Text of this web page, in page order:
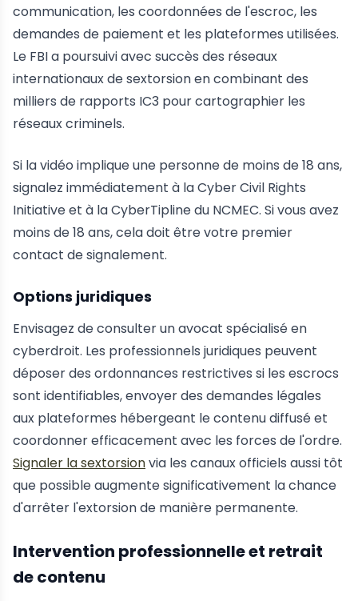
communication, les coordonnées de l'escroc, les
demandes de paiement et les plateformes utilisées.
Le FBI a poursuivi avec succès des réseaux
internationaux de sextorsion en combinant des
milliers de rapports IC3 pour cartographier les
réseaux criminels.
Si la vidéo implique une personne de moins de 18 ans,
signalez immédiatement à la Cyber Civil Rights
Initiative et à la CyberTipline du NCMEC. Si vous avez
moins de 18 ans, cela doit être votre premier
contact de signalement.
Options juridiques
Envisagez de consulter un avocat spécialisé en
cyberdroit. Les professionnels juridiques peuvent
déposer des ordonnances restrictives si les escrocs
sont identifiables, envoyer des demandes légales
aux plateformes hébergeant le contenu diffusé et
coordonner efficacement avec les forces de l'ordre.
Signaler la sextorsionvia les canaux officiels aussi tôt
que possible augmente significativement la chance
d'arrêter l'extorsion de manière permanente.
Intervention professionnelle et retrait
de contenu